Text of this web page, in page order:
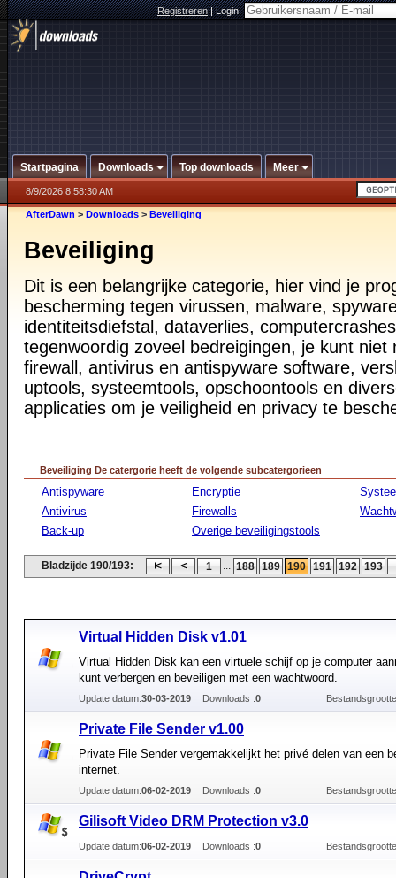
Registreren|Login:
Startpagina Downloads Top downloads Meer
8/9/2026 8:58:30 AM
AfterDawn > Downloads > Beveiliging
Beveiliging
Dit is een belangrijke categorie, hier vind je
bescherming tegen virussen, malware,
identiteitsdiefstal, dataverlies,
tegenwoordig zoveel bedreigingen, je kunt
firewall, antivirus en antispyware software,
uptools, systeemtools, opschoontools en
applicaties om je veiligheid en privacy te
Beveiliging De catergorie heeft de volgende subcatergorieen
Antispyware
Antivirus
Back-up
Encryptie
Firewalls
Overige beveiligingstools
Bladzijde 190/193: 1 ... 188 189 190 191 192 193
Virtual Hidden Disk v1.01
Virtual Hidden Disk kan een virtuele schijf op je computer
kunt verbergen en beveiligen met een wachtwoord.
Update datum:30-03-2019 Downloads :0
Private File Sender v1.00
Private File Sender vergemakkelijkt het privé delen van een
internet.
Update datum:06-02-2019 Downloads :0
Gilisoft Video DRM Protection v3.0
Update datum:06-02-2019 Downloads :0